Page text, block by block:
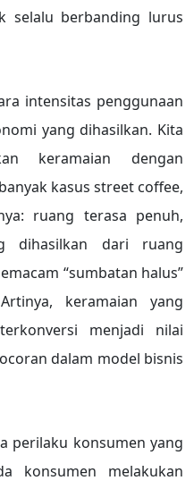
selalu berbanding lurus
intensitas penggunaan
yang dihasilkan. Kita
keramaian dengan
kasus street coffee,
ruang terasa penuh,
dihasilkan dari ruang
“sumbatan halus”
keramaian yang
menjadi nilai
dalam model bisnis
perilaku konsumen yang
konsumen melakukan